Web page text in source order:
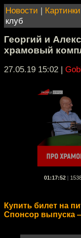
Новости | Картинки
клуб
Георгий и
храмовый
27.05.19 15:02 |
01:17:52
Купить билет на
Спонсор выпуска